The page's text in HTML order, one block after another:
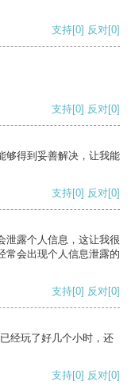
支持[0] 反对[0]
支持[0] 反对[0]
够得到妥善解决，让我能
支持[0] 反对[0]
泄露个人信息，这让我很
常会出现个人信息泄露的
支持[0] 反对[0]
经玩了好几个小时，还
支持[0] 反对[0]